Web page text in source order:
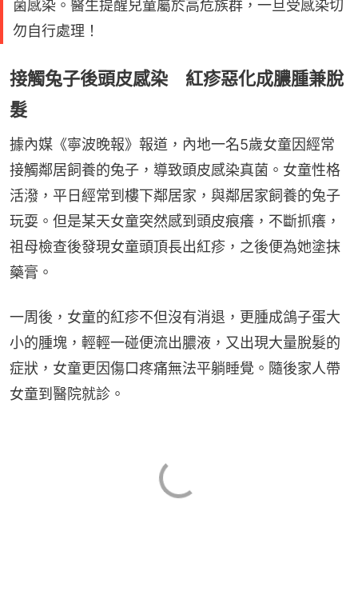
菌感染。醫生提醒兒童屬於高危族群，一旦受感染切
勿自行處理！
接觸兔子後頭皮感染 紅疹惡化成膿腫兼脫
髮
據內媒《寧波晚報》報道，內地一名5歲女童因經常
接觸鄰居飼養的兔子，導致頭皮感染真菌。女童性格
活潑，平日經常到樓下鄰居家，與鄰居家飼養的兔子
玩耍。但是某天女童突然感到頭皮痕癢，不斷抓癢，
祖母檢查後發現女童頭頂長出紅疹，之後便為她塗抹
藥膏。
一周後，女童的紅疹不但沒有消退，更腫成鴿子蛋大
小的腫塊，輕輕一碰便流出膿液，又出現大量脫髮的
症狀，女童更因傷口疼痛無法平躺睡覺。隨後家人帶
女童到醫院就診。